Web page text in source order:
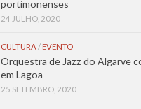
portimonenses
24 JULHO, 2020
CULTURA/ EVENTO
Orquestra de Jazz do Algarve
em Lagoa
25 SETEMBRO, 2020